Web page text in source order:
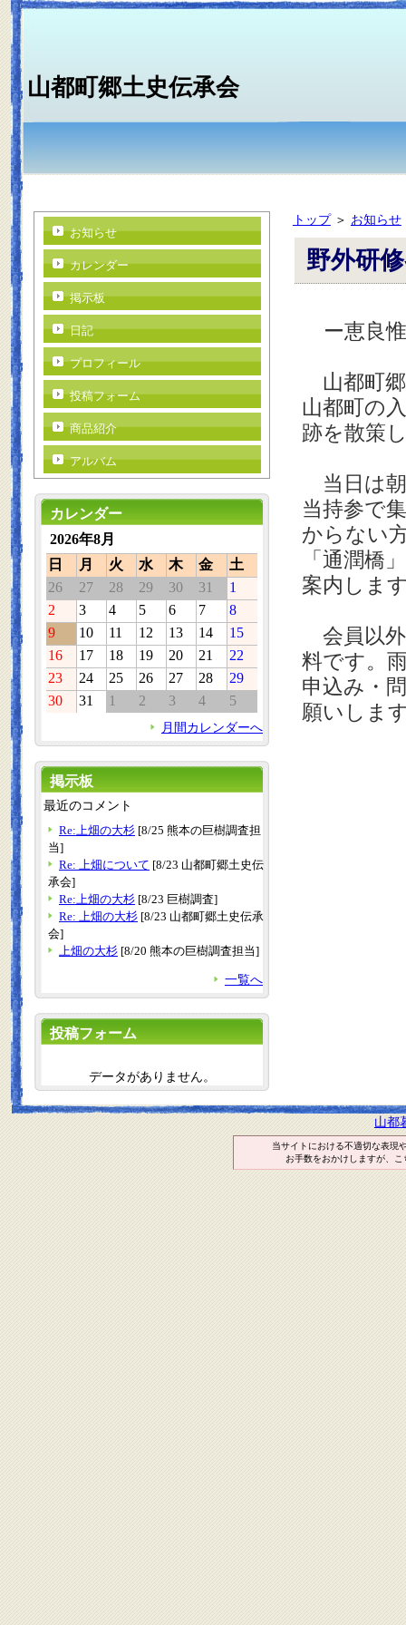
山都町郷土史伝承会
トップ＞ お知らせ
野外研
ー恵良
山都町郷
山都町の
跡を散策
当日は朝
当持参で
からない
「通潤橋
案内しま
会員以外
料です。
申込み・
願いしま
お知らせ
カレンダー
掲示板
日記
プロフィール
投稿フォーム
商品紹介
アルバム
カレンダー
2026年8月
日
月 火 水 木 金
土
26
27 28 29 30 31
1
2
3 4 5 6 7
8
9
10 11 12 13 14
15
16
17 18 19 20 21
22
23
24 25 26 27 28
29
30
31 1 2 3 4 5
月間カレンダーへ
掲示板
最近のコメント
Re:上畑の大杉 [8/25 熊本の巨樹調査担
当]
Re: 上畑について [8/23 山都町郷土史伝
承会]
Re:上畑の大杉 [8/23 巨樹調査]
Re: 上畑の大杉 [8/23 山都町郷土史伝承
会]
上畑の大杉 [8/20 熊本の巨樹調査担当]
一覧へ
投稿フォーム
データがありません。
山都
当サイトにおける不適切な表現
お手数をおかけしますが、こ